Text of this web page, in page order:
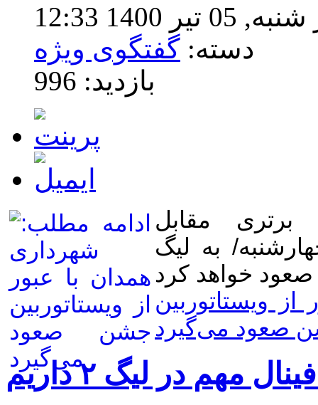
1400 12:33
دسته: گفتگوی ویژه
بازدید: 996
مقابل
به لیگ
ویستاتوربین
صعود می‌گیرد